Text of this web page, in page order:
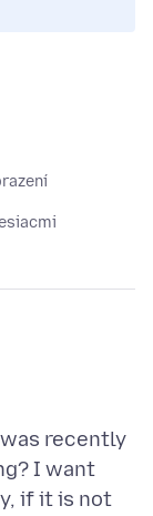
recently
I want
if it is not